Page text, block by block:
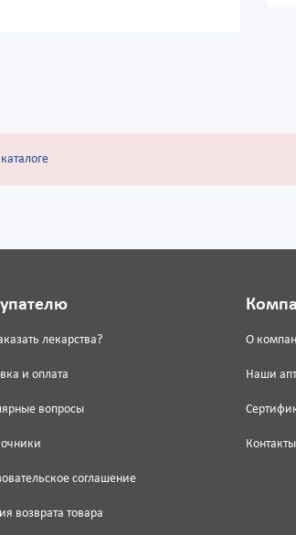
каталоге
лекарства?
и оплата
вопросы
соглашение
возврата товара
О
Наши
Контакты